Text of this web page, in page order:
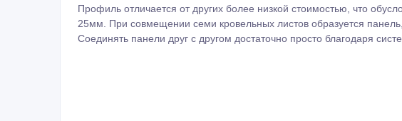
Профиль отличается от других более низкой стоимостью, что
25мм. При совмещении семи кровельных листов образуется
Соединять панели друг с другом достаточно просто благодаря